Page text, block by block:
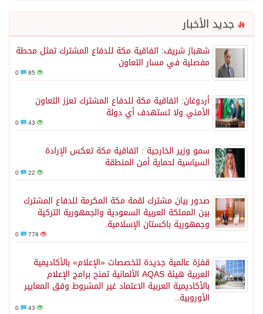
جديد الأخبار
شهباز شريف: اتفاقية مكة للدفاع المشترك تمثل محطة
مفصلية في مسار التعاون
85
أردوغان: اتفاقية مكة للدفاع المشترك تعزز التعاون
الأمني ولا تستهدف أي دولة
43
سمو وزير الخارجية : اتفاقية مكة تعكس الإرادة
السياسية لحماية أمن المنطقة
22
صدور بيان مشترك لقمة مكة المكرمة للدفاع المشترك
بين المملكة العربية السعودية والجمهورية التركية
وجمهورية باكستان الإسلامية.
778
قفزة عالمية جديدة لتخصصات «الإعلام» بالأكاديمية
العربية هيئة AQAS الألمانية تمنح برامج الإعلام
بالأكاديمية العربية الاعتماد غير المشروط وفق المعايير
الأوروبية..
43